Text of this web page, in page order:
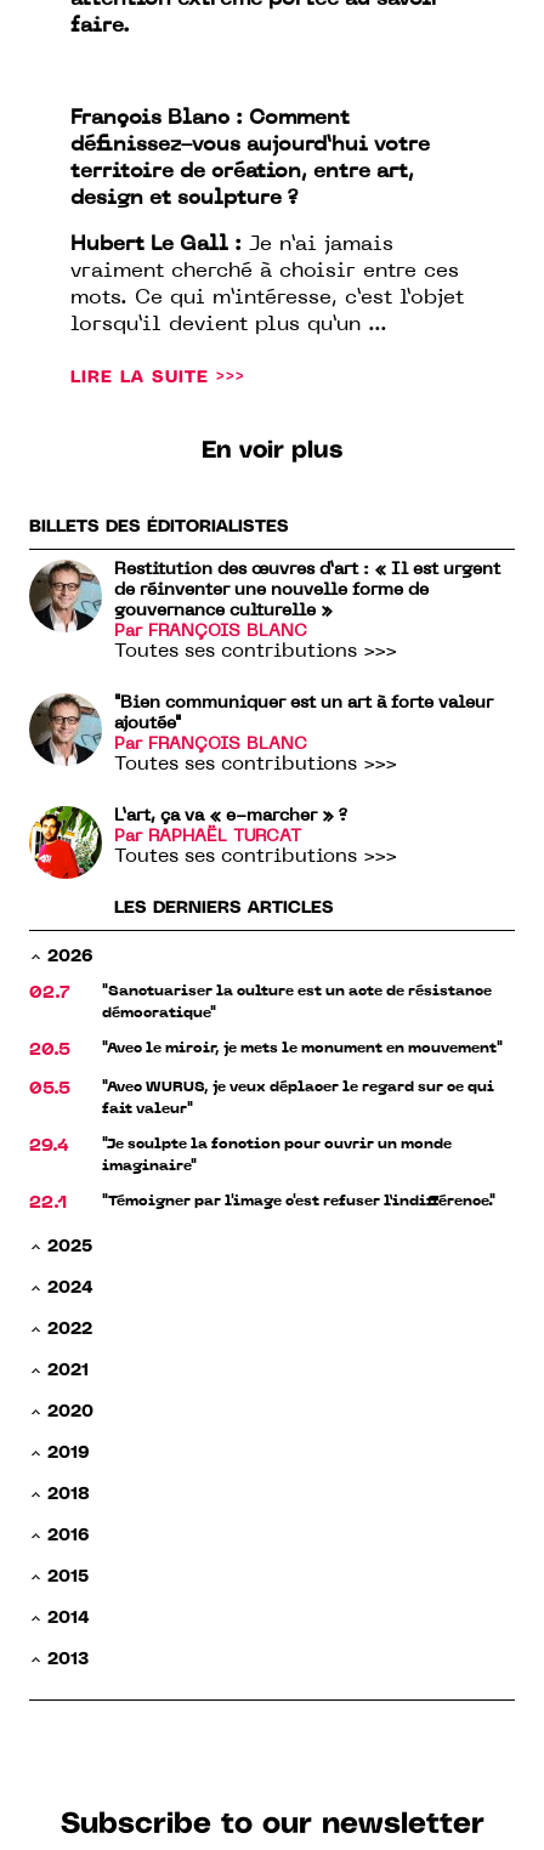
faire.
François Blanc : Comment
définissez-vous aujourd’hui votre
territoire de création, entre art,
design et sculpture ?
Hubert Le Gall : Je n’ai jamais
vraiment cherché à choisir entre ces
mots. Ce qui m’intéresse, c’est l’objet
lorsqu’il devient plus qu’un ...
LIRE LA SUITE >>>
En voir plus
BILLETS DES ÉDITORIALISTES
Restitution des œuvres d’art : « Il est urgent
de réinventer une nouvelle forme de
gouvernance culturelle »
Par FRANÇOIS BLANC
Toutes ses contributions >>>
"Bien communiquer est un art à forte valeur
ajoutée"
Par FRANÇOIS BLANC
Toutes ses contributions >>>
L’art, ça va « e-marcher » ?
Par RAPHAËL TURCAT
Toutes ses contributions >>>
LES DERNIERS ARTICLES
2026
02.7
"Sanctuariser la culture est un acte de résistance
démocratique"
20.5 "Avec le miroir, je mets le monument en mouvement"
05.5
"Avec WURUS, je veux déplacer le regard sur ce qui
fait valeur"
29.4
"Je sculpte la fonction pour ouvrir un monde
imaginaire"
22.1 "Témoigner par l'image c'est refuser l’indifférence."
2025
2024
2022
2021
2020
2019
2018
2016
2015
2014
2013
Subscribe to our newsletter